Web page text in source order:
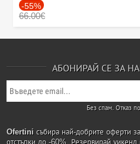
-55%
66.00€
АБОНИРАЙ СЕ ЗА
Без спам. Отказ
Ofertini събира най-добрите оферти
отстъпки до -60%. Резервирай